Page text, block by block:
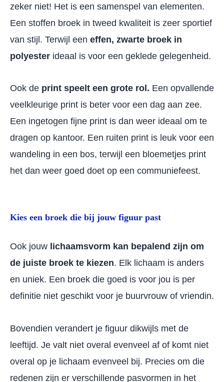
zeker niet! Het is een samenspel van elementen.
Een stoffen broek in tweed kwaliteit is zeer sportief
van stijl. Terwijl een effen, zwarte broek in
polyester ideaal is voor een geklede gelegenheid.
Ook de print speelt een grote rol. Een opvallende
veelkleurige print is beter voor een dag aan zee.
Een ingetogen fijne print is dan weer ideaal om te
dragen op kantoor. Een ruiten print is leuk voor een
wandeling in een bos, terwijl een bloemetjes print
het dan weer goed doet op een communiefeest.
Kies een broek die bij jouw figuur past
Ook jouw lichaamsvorm kan bepalend zijn om
de juiste broek te kiezen. Elk lichaam is anders
en uniek. Een broek die goed is voor jou is per
definitie niet geschikt voor je buurvrouw of vriendin.
Bovendien verandert je figuur dikwijls met de
leeftijd. Je valt niet overal evenveel af of komt niet
overal op je lichaam evenveel bij. Precies om die
redenen zijn er verschillende pasvormen in het